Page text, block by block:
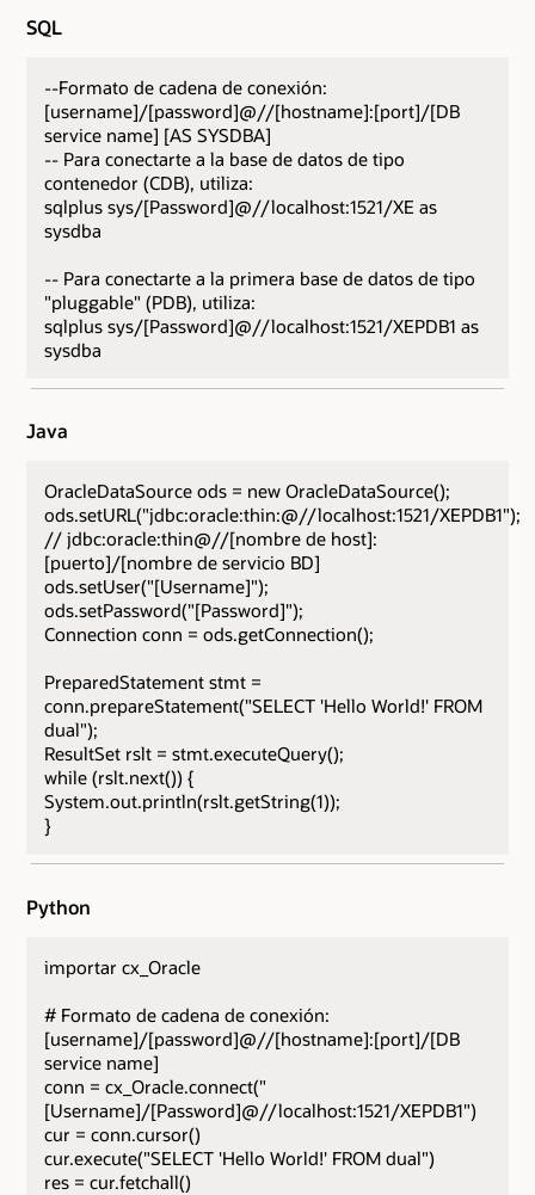
SQL
--Formato de cadena de conexión:
[username]/[password]@//[hostname]:[port]/[DB
service name] [AS SYSDBA]
-- Para conectarte a la base de datos de tipo
contenedor (CDB), utiliza:
sqlplus sys/[Password]@//localhost:1521/XE as
sysdba
-- Para conectarte a la primera base de datos de tipo
"pluggable" (PDB), utiliza:
sqlplus sys/[Password]@//localhost:1521/XEPDB1 as
sysdba
Java
OracleDataSource ods = new OracleDataSource();
ods.setURL("jdbc:oracle:thin:@//localhost:1521/XEPDB1");
// jdbc:oracle:thin@//[nombre de host]:
[puerto]/[nombre de servicio BD]
ods.setUser("[Username]");
ods.setPassword("[Password]");
Connection conn = ods.getConnection();
PreparedStatement stmt =
conn.prepareStatement("SELECT 'Hello World!' FROM
dual");
ResultSet rslt = stmt.executeQuery();
while (rslt.next()) {
System.out.println(rslt.getString(1));
}
Python
importar cx_Oracle
# Formato de cadena de conexión:
[username]/[password]@//[hostname]:[port]/[DB
service name]
conn = cx_Oracle.connect("
[Username]/[Password]@//localhost:1521/XEPDB1")
cur = conn.cursor()
cur.execute("SELECT 'Hello World!' FROM dual")
res = cur.fetchall()